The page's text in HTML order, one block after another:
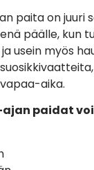
paita on juuri
päälle, kun
usein myös
aika.
paidat